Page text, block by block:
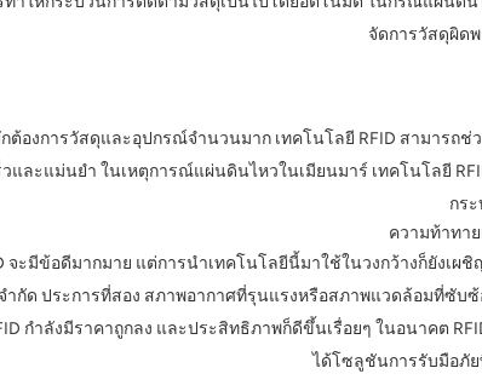
จัดการวัสดุผิด
องการวัสดุและอุปกรณ์จำนวนมาก เทคโนโลยี RFID สามารถ
วและแม่นยำ ในเหตุการณ์แผ่นดินไหวในเมียนมาร์ เทคโนโลยี
กร
ความท้าทา
จะมีข้อดีมากมาย แต่การนำเทคโนโลยีนี้มาใช้ในวงกว้างก็ยังเ
กัด ประการที่สอง สภาพอากาศที่รุนแรงหรือสภาพแวดล้อมที่ซับ
กำลังมีราคาถูกลง และประสิทธิภาพก็ดีขึ้นเรื่อยๆ ในอนาคต
ได้โซลูชันการรับมือภั